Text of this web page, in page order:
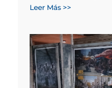
Leer Más >>